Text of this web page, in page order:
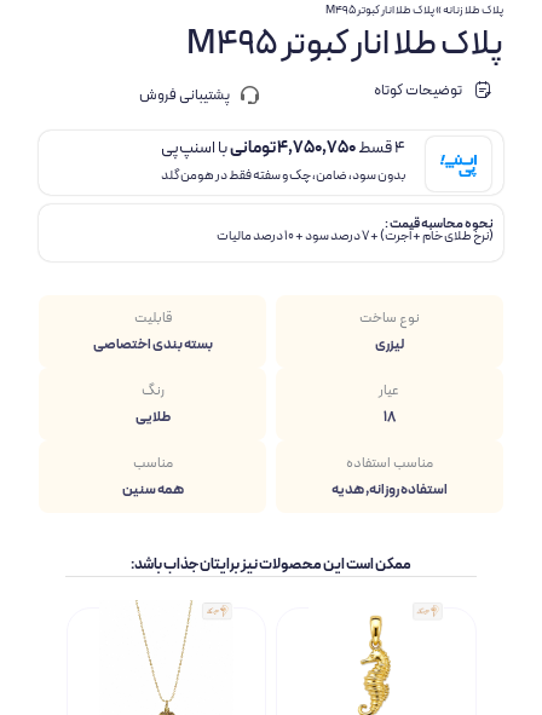
پلاک طلا زنانه»پلاک طلا انار کبوتر M495
پلاک طلا انار کبوتر M495
توضیحات کوتاه پشتیبانی فروش
4 قسط 4,750,750تومانیبا اسنپ‌پی
بدون سود، ضامن، چک و سفته فقط در هومن گلد
نحوه محاسبه قیمت :
(نرخ طلای خام + اجرت) + 7 درصد سود + 10 درصد مالیات
نوع ساخت
لیزری
قابلیت
بسته بندی اختصاصی
عیار
18
رنگ
طلایی
مناسب استفاده
استفاده روزانه, هدیه
مناسب
همه سنین
ممکن است این محصولات نیز برایتان جذاب باشد: